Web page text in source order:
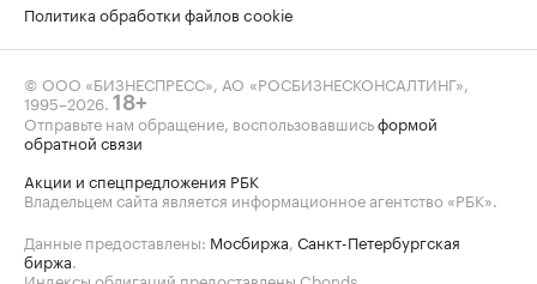
Политика обработки файлов cookie
© ООО «БИЗНЕСПРЕСС», АО «РОСБИЗНЕСКОНСАЛТИНГ»,
1995–2026. 18+
Отправьте нам обращение, воспользовавшисьформой
обратной связи
Акции и спецпредложения РБК
Владельцем сайта является информационное агентство «РБК».
Данные предоставлены: Мосбиржа, Санкт-Петербургская
биржа.